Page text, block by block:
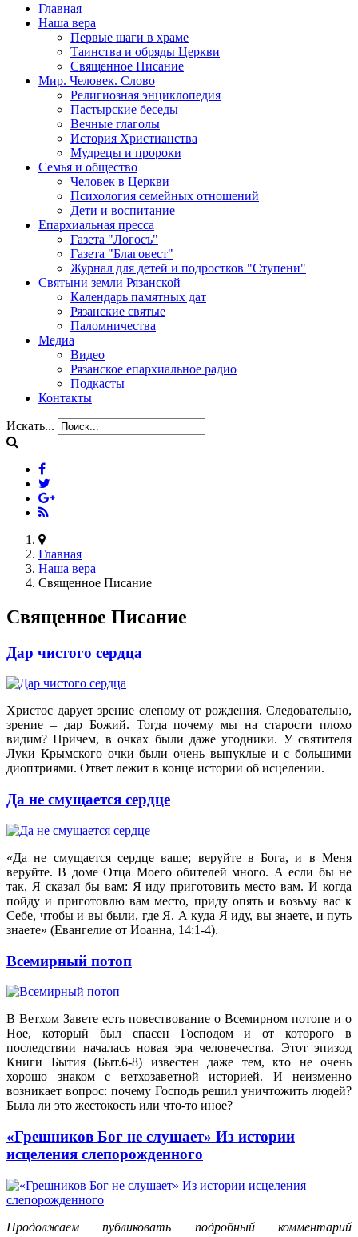
Главная
Наша вера
Первые шаги в храме
Таинства и обряды Церкви
Священное Писание
Мир. Человек. Слово
Религиозная энциклопедия
Пастырские беседы
Вечные глаголы
История Христианства
Мудрецы и пророки
Семья и общество
Человек в Церкви
Психология семейных отношений
Дети и воспитание
Епархиальная пресса
Газета "Логосъ"
Газета "Благовест"
Журнал для детей и подростков "Ступени"
Святыни земли Рязанской
Календарь памятных дат
Рязанские святые
Паломничества
Медиа
Видео
Рязанское епархиальное радио
Подкасты
Контакты
Искать...
Главная
Наша вера
Священное Писание
Священное Писание
Дар чистого сердца
Христос дарует зрение слепому от рождения. Следовательно,
зрение – дар Божий. Тогда почему мы на старости плохо
видим? Причем, в очках были даже угодники. У святителя
Луки Крымского очки были очень выпуклые и с большими
диоптриями. Ответ лежит в конце истории об исцелении.
Да не смущается сердце
«Да не смущается сердце ваше; веруйте в Бога, и в Меня
веруйте. В доме Отца Моего обителей много. А если бы не
так, Я сказал бы вам: Я иду приготовить место вам. И когда
пойду и приготовлю вам место, приду опять и возьму вас к
Себе, чтобы и вы были, где Я. А куда Я иду, вы знаете, и путь
знаете» (Евангелие от Иоанна, 14:1-4).
Всемирный потоп
В Ветхом Завете есть повествование о Всемирном потопе и о
Ное, который был спасен Господом и от которого в
последствии началась новая эра человечества. Этот эпизод
Книги Бытия (Быт.6-8) известен даже тем, кто не очень
хорошо знаком с ветхозаветной историей. И неизменно
возникает вопрос: почему Господь решил уничтожить людей?
Была ли это жестокость или что-то иное?
«Грешников Бог не слушает» Из истории
исцеления слепорожденного
Продолжаем публиковать подробный комментарий